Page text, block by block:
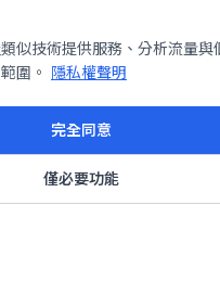
似技術提供服務、分析流量與
圍。 隱私權聲明
完全同意
僅必要功能
如何將此洞察應用於您
業？
申請免費機制診斷